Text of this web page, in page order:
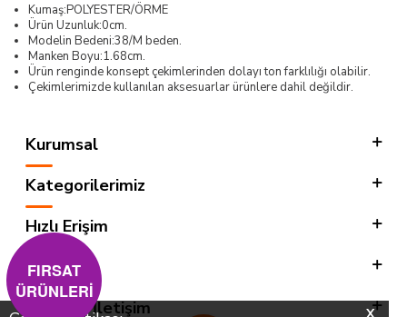
Kumaş:POLYESTER/ÖRME
Ürün Uzunluk:0cm.
Modelin Bedeni:38/M beden.
Manken Boyu:1.68cm.
Ürün renginde konsept çekimlerinden dolayı ton farklılığı olabilir.
Çekimlerimizde kullanılan aksesuarlar ürünlere dahil değildir.
Kurumsal
Kategorilerimiz
Hızlı Erişim
Sosyal
Adres & İletişim
FIRSAT
ÜRÜNLERİ